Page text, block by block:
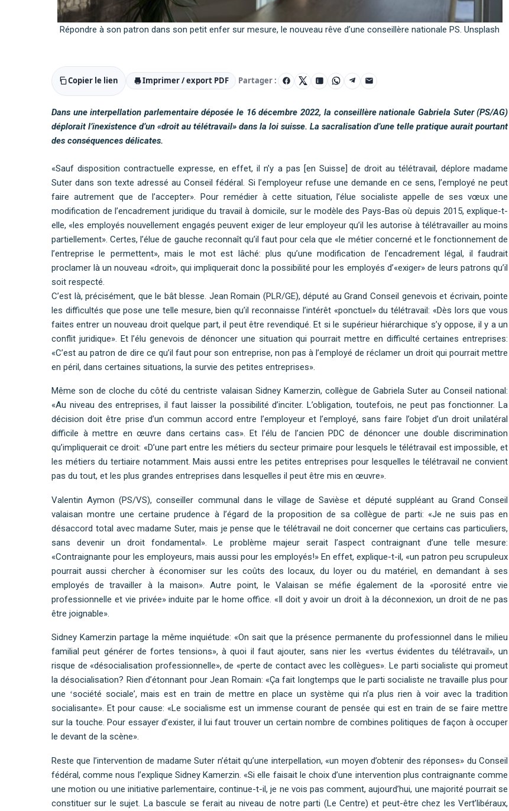
Répondre à son patron dans son petit enfer sur mesure, le nouveau rêve d’une conseillère nationale PS. Unsplash
Copier le lien Imprimer / export PDF Partager :
Dans une interpellation parlementaire déposée le 16 décembre 2022, la conseillère nationale Gabriela Suter (PS/AG)
déplorait l’inexistence d’un «droit au télétravail» dans la loi suisse. La sacralisation d’une telle pratique aurait pourtant
des conséquences délicates.
«Sauf disposition contractuelle expresse, en effet, il n’y a pas [en Suisse] de droit au télétravail, déplore madame
Suter dans son texte adressé au Conseil fédéral. Si l’employeur refuse une demande en ce sens, l’employé ne peut
faire autrement que de l’accepter». Pour remédier à cette situation, l’élue socialiste appelle de ses vœux une
modification de l’encadrement juridique du travail à domicile, sur le modèle des Pays-Bas où depuis 2015, explique-t-
elle, «les employés nouvellement engagés peuvent exiger de leur employeur qu’il les autorise à télétravailler au moins
partiellement». Certes, l’élue de gauche reconnaît qu’il faut pour cela que «le métier concerné et le fonctionnement de
l’entreprise le permettent», mais le mot est lâché: plus qu’une modification de l’encadrement légal, il faudrait
proclamer là un nouveau «droit», qui impliquerait donc la possibilité pour les employés d’«exiger» de leurs patrons qu’il
soit respecté.
C’est là, précisément, que le bât blesse. Jean Romain (PLR/GE), député au Grand Conseil genevois et écrivain, pointe
les difficultés que pose une telle mesure, bien qu’il reconnaisse l’intérêt «ponctuel» du télétravail: «Dès lors que vous
faites entrer un nouveau droit quelque part, il peut être revendiqué. Et si le supérieur hiérarchique s’y oppose, il y a un
conflit juridique». Et l’élu genevois de dénoncer une situation qui pourrait mettre en difficulté certaines entreprises:
«C’est au patron de dire ce qu’il faut pour son entreprise, non pas à l’employé de réclamer un droit qui pourrait mettre
en péril, dans certaines situations, la survie des petites entreprises».
Même son de cloche du côté du centriste valaisan Sidney Kamerzin, collègue de Gabriela Suter au Conseil national:
«Au niveau des entreprises, il faut laisser la possibilité d’inciter. L’obligation, toutefois, ne peut pas fonctionner. La
décision doit être prise d’un commun accord entre l’employeur et l’employé, sans faire l’objet d’un droit unilatéral
difficile à mettre en œuvre dans certains cas». Et l’élu de l’ancien PDC de dénoncer une double discrimination
qu’impliquerait ce droit: «D’une part entre les métiers du secteur primaire pour lesquels le télétravail est impossible, et
les métiers du tertiaire notamment. Mais aussi entre les petites entreprises pour lesquelles le télétravail ne convient
pas du tout, et les plus grandes entreprises dans lesquelles il peut être mis en œuvre».
Valentin Aymon (PS/VS), conseiller communal dans le village de Savièse et député suppléant au Grand Conseil
valaisan montre une certaine prudence à l’égard de la proposition de sa collègue de parti: «Je ne suis pas en
désaccord total avec madame Suter, mais je pense que le télétravail ne doit concerner que certains cas particuliers,
sans devenir un droit fondamental». Le problème majeur serait l’aspect contraignant d’une telle mesure:
«Contraignante pour les employeurs, mais aussi pour les employés!» En effet, explique-t-il, «un patron peu scrupuleux
pourrait aussi chercher à économiser sur les coûts des locaux, du loyer ou du matériel, en demandant à ses
employés de travailler à la maison». Autre point, le Valaisan se méfie également de la «porosité entre vie
professionnelle et vie privée» induite par le home office. «Il doit y avoir un droit à la déconnexion, un droit de ne pas
être joignable».
Sidney Kamerzin partage la même inquiétude: «On sait que la présence permanente du professionnel dans le milieu
familial peut générer de fortes tensions», à quoi il faut ajouter, sans nier les «vertus évidentes du télétravail», un
risque de «désocialisation professionnelle», de «perte de contact avec les collègues». Le parti socialiste qui promeut
la désocialisation? Rien d’étonnant pour Jean Romain: «Ça fait longtemps que le parti socialiste ne travaille plus pour
une ʻsociété socialeʼ, mais est en train de mettre en place un système qui n’a plus rien à voir avec la tradition
socialisante». Et pour cause: «Le socialisme est un immense courant de pensée qui est en train de se faire mettre
sur la touche. Pour essayer d’exister, il lui faut trouver un certain nombre de combines politiques de façon à occuper
le devant de la scène».
Reste que l’intervention de madame Suter n’était qu’une interpellation, «un moyen d’obtenir des réponses» du Conseil
fédéral, comme nous l’explique Sidney Kamerzin. «Si elle faisait le choix d’une intervention plus contraignante comme
une motion ou une initiative parlementaire, continue-t-il, je ne vois pas comment, aujourd’hui, une majorité pourrait se
constituer sur le sujet. La bascule se ferait au niveau de notre parti (Le Centre) et peut-être chez les Vert’libéraux,